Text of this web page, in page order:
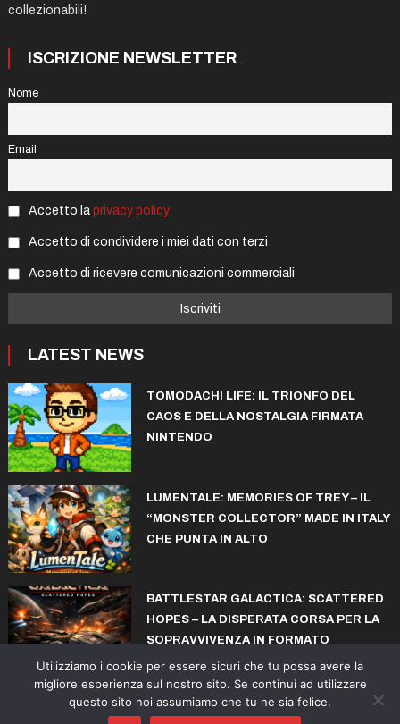
collezionabili!
ISCRIZIONE NEWSLETTER
Nome
Email
Accetto la privacy policy
Accetto di condividere i miei dati con terzi
Accetto di ricevere comunicazioni commerciali
LATEST NEWS
TOMODACHI LIFE: IL TRIONFO DEL
CAOS E DELLA NOSTALGIA FIRMATA
NINTENDO
LUMENTALE: MEMORIES OF TREY – IL
“MONSTER COLLECTOR” MADE IN ITALY
CHE PUNTA IN ALTO
BATTLESTAR GALACTICA: SCATTERED
HOPES – LA DISPERATA CORSA PER LA
SOPRAVVIVENZA IN FORMATO
ROGUELITE
© copyright iconiks.net 2015-2026
Utilizziamo i cookie per essere sicuri che tu possa avere la
migliore esperienza sul nostro sito. Se continui ad utilizzare
questo sito noi assumiamo che tu ne sia felice.